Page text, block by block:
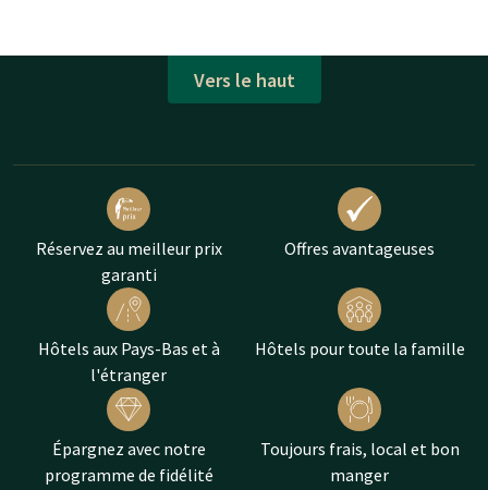
Vers le haut
Réservez au meilleur prix
garanti
Offres avantageuses
Hôtels aux Pays-Bas et à
l'étranger
Hôtels pour toute la famille
Épargnez avec notre
programme de fidélité
Toujours frais, local et bon
manger